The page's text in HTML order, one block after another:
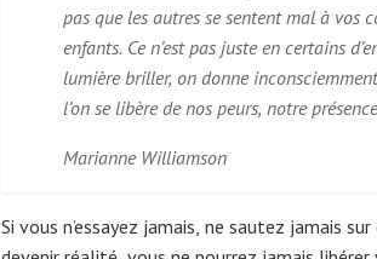
pas que les autres se sentent mal à vos
enfants. Ce n’est pas juste en certains
lumière briller, on donne
l’on se libère de nos peurs, notre
Marianne Williamson
Si vous n’essayez jamais, ne sautez jamais